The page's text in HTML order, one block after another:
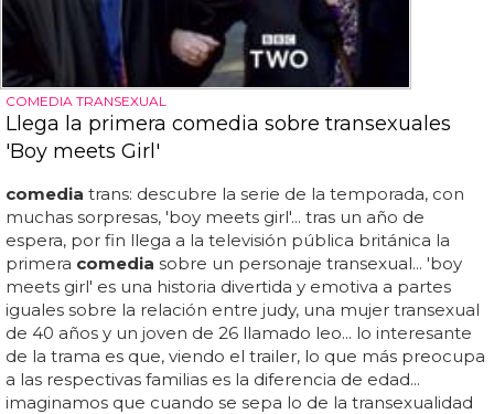
COMEDIA TRANSEXUAL
Llega la primera comedia sobre transexuales
'Boy meets Girl'
comedia trans: descubre la serie de la temporada, con
muchas sorpresas, 'boy meets girl'... tras un año de
espera, por fin llega a la televisión pública británica la
primera comedia sobre un personaje transexual... 'boy
meets girl' es una historia divertida y emotiva a partes
iguales sobre la relación entre judy, una mujer transexual
de 40 años y un joven de 26 llamado leo... lo interesante
de la trama es que, viendo el trailer, lo que más preocupa
a las respectivas familias es la diferencia de edad...
imaginamos que cuando se sepa lo de la transexualidad